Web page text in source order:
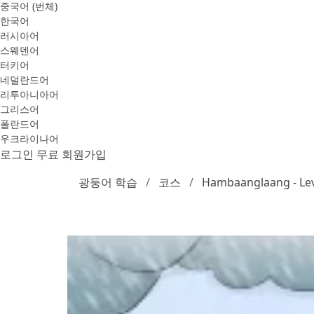
중국어 (번체)
한국어
러시아어
스웨덴어
터키어
네덜란드어
리투아니아어
그리스어
폴란드어
우크라이나어
로그인 무료 회원가입
광둥어 학습
코스 Hambaanglaang -